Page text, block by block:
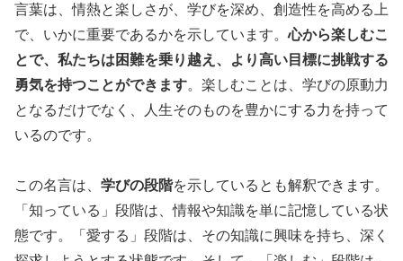
言葉は、情熱と楽しさが、学びを深め、創造性を高める上
で、いかに重要であるかを示しています。心から楽しむこ
とで、私たちは困難を乗り越え、より高い目標に挑戦する
勇気を持つことができます。楽しむことは、学びの原動力
となるだけでなく、人生そのものを豊かにする力を持って
いるのです。
この名言は、 学びの段階を示しているとも解釈できます。
「知っている」段階は、情報や知識を単に記憶している状
態です。「愛する」段階は、その知識に興味を持ち、深く